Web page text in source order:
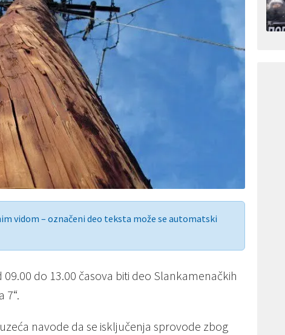
vidom – označeni deo teksta može se automatski
do 13.00 časova biti deo Slankamenačkih
7“.
navode da se isključenja sprovode zbog